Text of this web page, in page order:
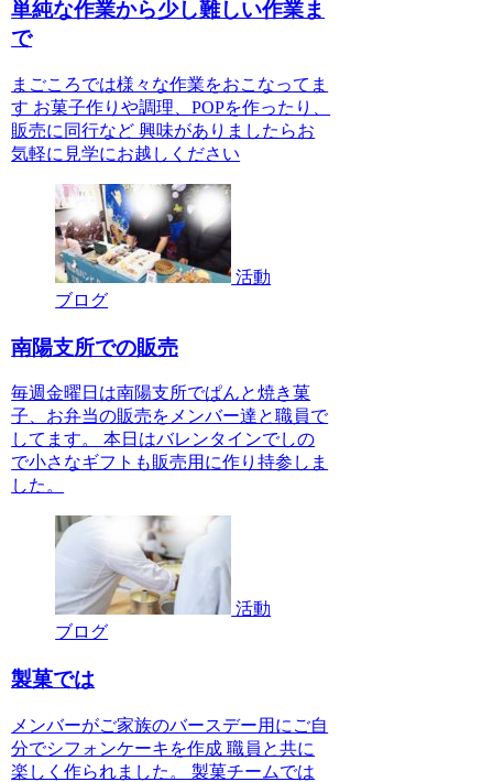
単純な作業から少し難しい作業ま
で
まごころでは様々な作業をおこなってま
す お菓子作りや調理、POPを作ったり、
販売に同行など 興味がありましたらお
気軽に見学にお越しください
活動
ブログ
南陽支所での販売
毎週金曜日は南陽支所でぱんと焼き菓
子、お弁当の販売をメンバー達と職員で
してます。 本日はバレンタインでしの
で小さなギフトも販売用に作り持参しま
した。
活動
ブログ
製菓では
メンバーがご家族のバースデー用にご自
分でシフォンケーキを作成 職員と共に
楽しく作られました。 製菓チームでは